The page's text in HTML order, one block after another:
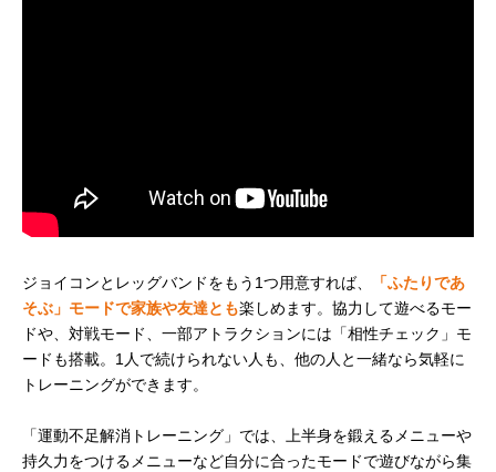
ジョイコンとレッグバンドをもう1つ用意すれば、
「ふたりであ
そぶ」モードで家族や友達とも楽しめます。協力して遊べるモー
ドや、対戦モード、一部アトラクションには「相性チェック」モ
ードも搭載。1人で続けられない人も、他の人と一緒なら気軽に
トレーニングができます。
「運動不足解消トレーニング」では、上半身を鍛えるメニューや
持久力をつけるメニューなど自分に合ったモードで遊びながら集